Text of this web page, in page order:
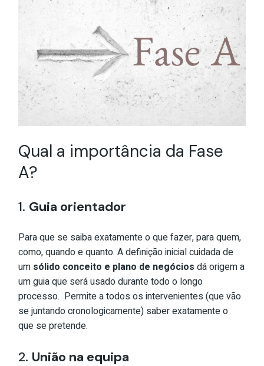
Qual a importância da Fase
A?
1. Guia orientador
Para que se saiba exatamente o que fazer, para quem,
como, quando e quanto. A definição inicial cuidada de
um sólido conceito e plano de negócios dá origem a
um guia que será usado durante todo o longo
processo. Permite a todos os intervenientes (que vão
se juntando cronologicamente) saber exatamente o
que se pretende.
2. União na equipa